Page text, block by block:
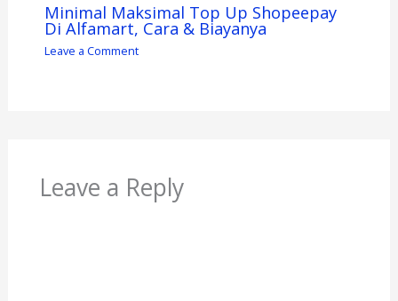
Minimal Maksimal Top Up Shopeepay
Di Alfamart, Cara & Biayanya
Leave a Comment
Leave a Reply